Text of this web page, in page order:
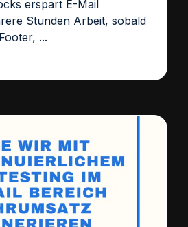
erspart E-Mail
Stunden Arbeit, sobald
...